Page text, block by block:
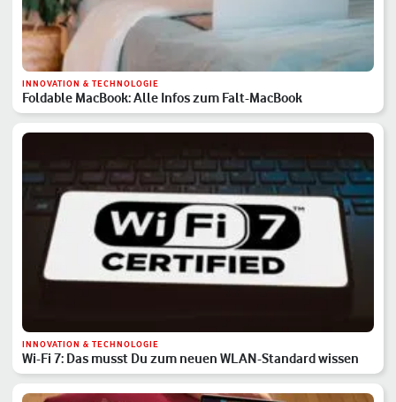
INNOVATION & TECHNOLOGIE
Foldable MacBook: Alle Infos zum Falt-MacBook
INNOVATION & TECHNOLOGIE
Wi-Fi 7: Das musst Du zum neuen WLAN-Standard wissen